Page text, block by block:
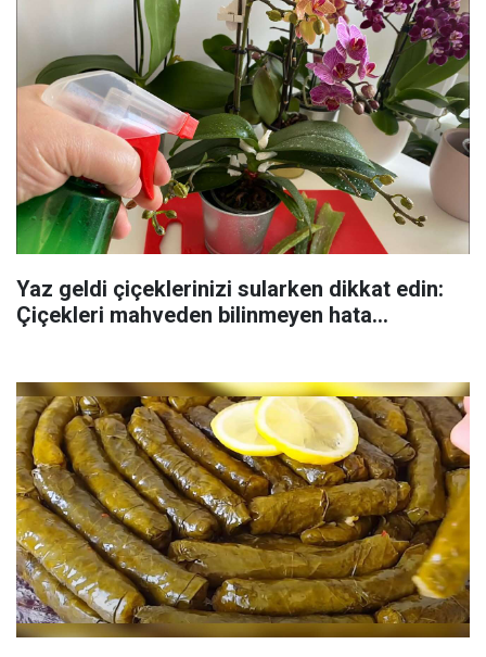
Yaz geldi çiçeklerinizi sularken dikkat edin:
Çiçekleri mahveden bilinmeyen hata...